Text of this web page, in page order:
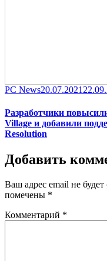
Category
PC NewsPosted
20.07.2021
Разработчики
Village и добавили
Resolution
Добавить
Ваш адрес email не
помечены *
Комментарий *